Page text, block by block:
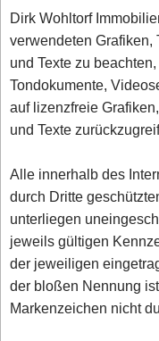
Dirk Wohltorf
verwendeten
und Texte zu
Tondokumente,
auf lizenzfreie
und Texte
Alle innerhalb des
durch Dritte
unterliegen
jeweils gültigen
der jeweiligen
der bloßen Nennung
Markenzeichen nicht